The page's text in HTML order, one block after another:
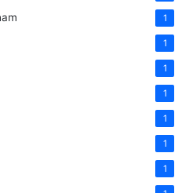
1
1
1
1
1
1
1